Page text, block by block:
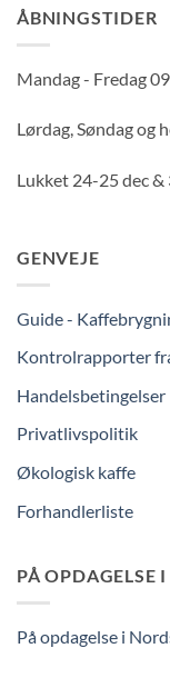
ÅBNINGSTIDER
Mandag - Fredag
Lørdag, Søndag og
Lukket 24-25 dec &
GENVEJE
Guide -
Kontrolrapporter
Handelsbetingelser
Privatlivspolitik
Økologisk kaffe
Forhandlerliste
PÅ OPDAGELSE
På opdagelse i